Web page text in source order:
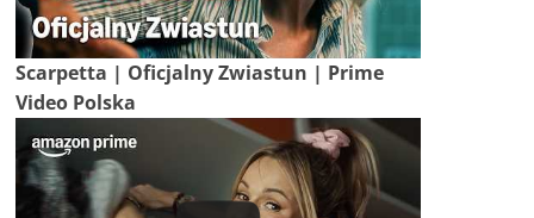
Scarpetta | Oficjalny Zwiastun | Prime
Video Polska